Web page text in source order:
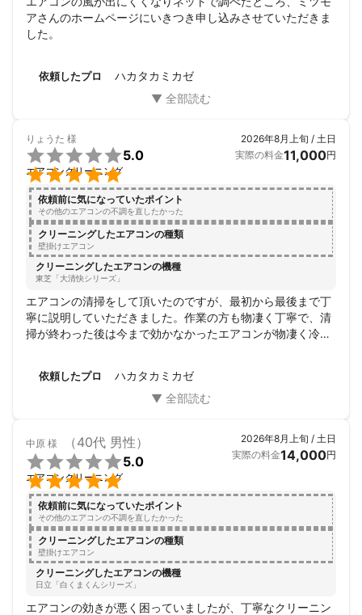
アさんのホームページにいきつき申し込みさせていただきま
した。
依頼したプロ ハカタカミカゼ
りょうた 様


5.0
エアコンクリーニング
2026年8月上旬 / 土日
実際の料金11,000円
依頼前に気になっていたポイント
その他のエアコンの不調を直したかった
クリーニングしたエアコンの種類
壁掛けエアコン
クリーニングしたエアコンの機種
東芝「大清快シリーズ」
エアコンの清掃をして頂いたのですが、最初から最後まで丁
寧に説明していただきました。作業の方も物凄く丁寧で、清
掃が終わった後は今まで効かなかったエアコンが物凄く冷え
依頼したプロ ハカタカミカゼ
中原 様 （40代 男性）


5.0
エアコンクリーニング
2026年8月上旬 / 土日
実際の料金14,000円
依頼前に気になっていたポイント
その他のエアコンの不調を直したかった
クリーニングしたエアコンの種類
壁掛けエアコン
クリーニングしたエアコンの機種
日立「白くまくんシリーズ」
エアコンの効きが悪く困っていましたが、丁寧なクリーニン